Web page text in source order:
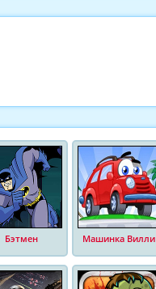
Бэтмен Машинка Вилли